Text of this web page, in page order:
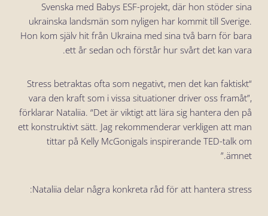
Svenska med Babys ESF-projekt, där hon stöder sina
ukrainska landsmän som nyligen har kommit till Sverige.
Hon kom själv hit från Ukraina med sina två barn för bara
ett år sedan och förstår hur svårt det kan vara.
“Stress betraktas ofta som negativt, men det kan faktiskt
vara den kraft som i vissa situationer driver oss framåt”,
förklarar Nataliia. “Det är viktigt att lära sig hantera den på
ett konstruktivt sätt. Jag rekommenderar verkligen att man
tittar på Kelly McGonigals inspirerande TED-talk om
ämnet.”
Nataliia delar några konkreta råd för att hantera stress: